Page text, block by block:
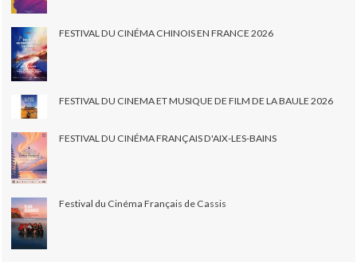
FESTIVAL DU CINÉMA CHINOIS EN FRANCE 2026
FESTIVAL DU CINEMA ET MUSIQUE DE FILM DE LA BAULE 2026
FESTIVAL DU CINÉMA FRANÇAIS D'AIX-LES-BAINS
Festival du Cinéma Français de Cassis